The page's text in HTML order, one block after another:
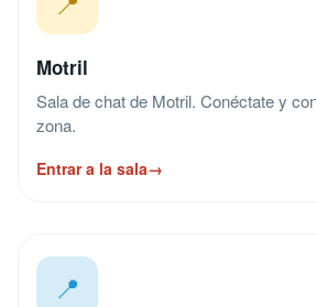
Motril
Sala de chat de Motril. Conéctate y
zona.
Entrar a la sala→
📍